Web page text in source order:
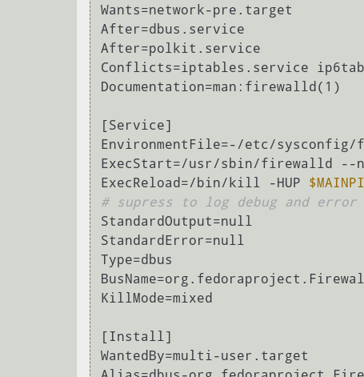
Wants=network-pre.target
After=dbus.service
After=polkit.service
Conflicts=iptables.service
Documentation=man:firewalld(1)
[Service]
EnvironmentFile=-/etc/
ExecStart=/usr/sbin/firewalld --
ExecReload=/bin/kill -HUP
# supress to log debug and
StandardOutput=null
StandardError=null
Type=dbus
KillMode=mixed
[Install]
WantedBy=multi-user.target